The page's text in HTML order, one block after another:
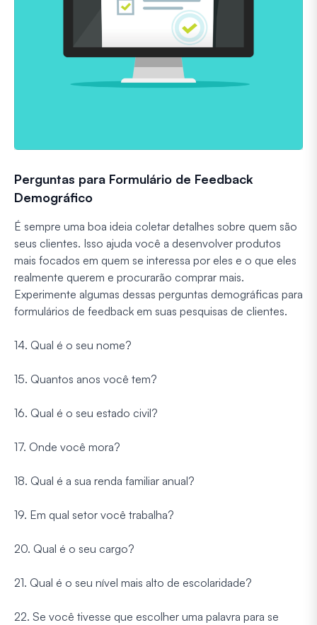
Perguntas para Formulário de Feedback
Demográfico
É sempre uma boa ideia coletar detalhes sobre quem são
seus clientes. Isso ajuda você a desenvolver produtos
mais focados em quem se interessa por eles e o que eles
realmente querem e procurarão comprar mais.
Experimente algumas dessas perguntas demográficas para
formulários de feedback em suas pesquisas de clientes.
14. Qual é o seu nome?
15. Quantos anos você tem?
16. Qual é o seu estado civil?
17. Onde você mora?
18. Qual é a sua renda familiar anual?
19. Em qual setor você trabalha?
20. Qual é o seu cargo?
21. Qual é o seu nível mais alto de escolaridade?
22. Se você tivesse que escolher uma palavra para se